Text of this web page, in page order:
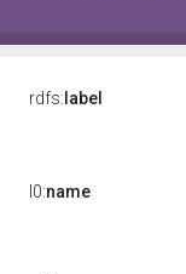
rdfs: label
l0:name